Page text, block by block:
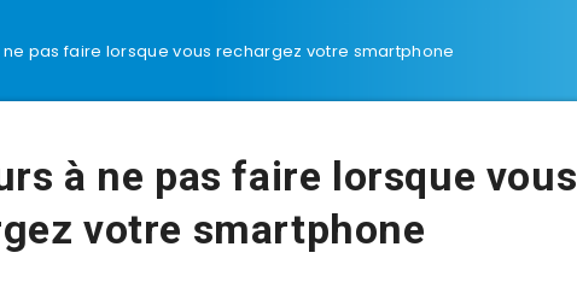
pas faire lorsque vous rechargez votre smartphone
à ne pas faire lorsque vous
votre smartphone